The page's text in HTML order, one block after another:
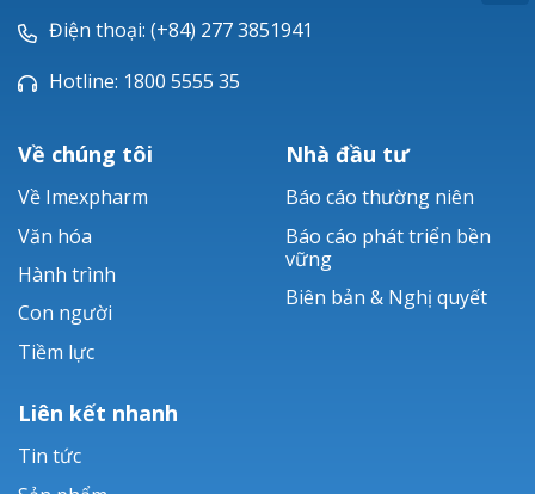
Zobacta®
Bacsulfo®
Điện thoại: (+84) 277 3851941
Hotline: 1800 5555 35
Về chúng tôi
Về Imexpharm
Văn hóa
Hành trình
Con người
Tiềm lực
Nhà đầu tư
Báo cáo thường niên
Báo cáo phát triển bền
vững
Biên bản & Nghị quyết
Liên kết nhanh
Tin tức